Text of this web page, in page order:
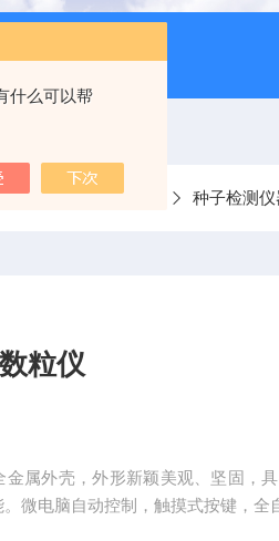
什么可以帮
： 首页 产品中心 种子检测仪
粒仪
属外壳，外形新颖美观、坚固，
微电脑自动控制，触摸式按键，